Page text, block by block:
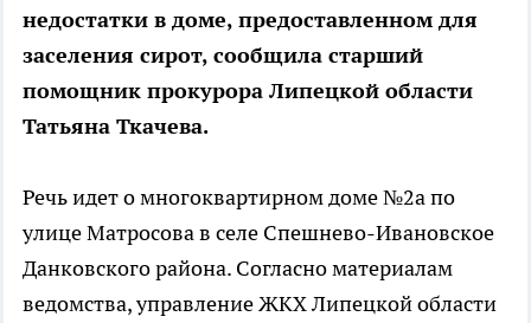
недостатки в доме, предоставленном для
заселения сирот, сообщила старший
помощник прокурора Липецкой области
Татьяна Ткачева.
Речь идет о многоквартирном доме №2а по
улице Матросова в селе Спешнево-Ивановское
Данковского района. Согласно материалам
ведомства, управление ЖКХ Липецкой области